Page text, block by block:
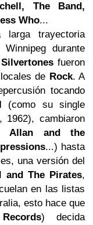
The Band,
Who...
trayectoria
durante
fueron
de Rock. A
tocando
(como su single
1962), cambiaron
Allan and the
...) hasta
una versión del
and The Pirates,
en las listas
esto hace que
) decida